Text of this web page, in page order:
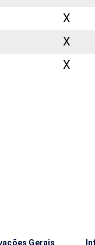
X
X
X
Gerais